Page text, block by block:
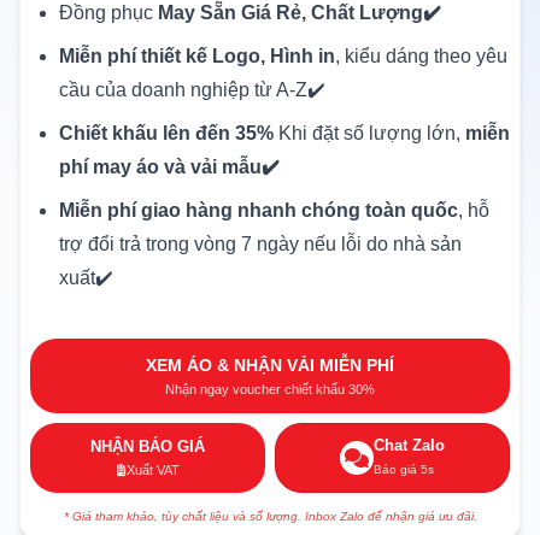
Đồng phục May Sẵn Giá Rẻ, Chất Lượng✔️
Miễn phí thiết kế Logo, Hình in, kiểu dáng theo yêu
cầu của doanh nghiệp từ A-Z✔️
Chiết khấu lên đến 35% Khi đặt số lượng lớn, miễn
phí may áo và vải mẫu✔️
Miễn phí giao hàng nhanh chóng toàn quốc, hỗ
trợ đổi trả trong vòng 7 ngày nếu lỗi do nhà sản
xuất✔️
XEM ÁO & NHẬN VẢI MIỄN PHÍ
Nhận ngay voucher chiết khấu 30%
NHẬN BÁO GIÁ
Xuất VAT
Chat Zalo
Báo giá 5s
* Giá tham khảo, tùy chất liệu và số lượng. Inbox Zalo để nhận giá ưu đãi.